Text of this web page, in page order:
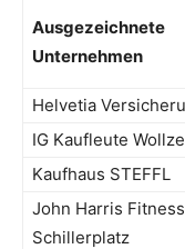
Ausgezeichnete
Unternehmen
Helvetia
IG Kaufleute
Kaufhaus STEFFL
John Harris Fitness
Schillerplatz